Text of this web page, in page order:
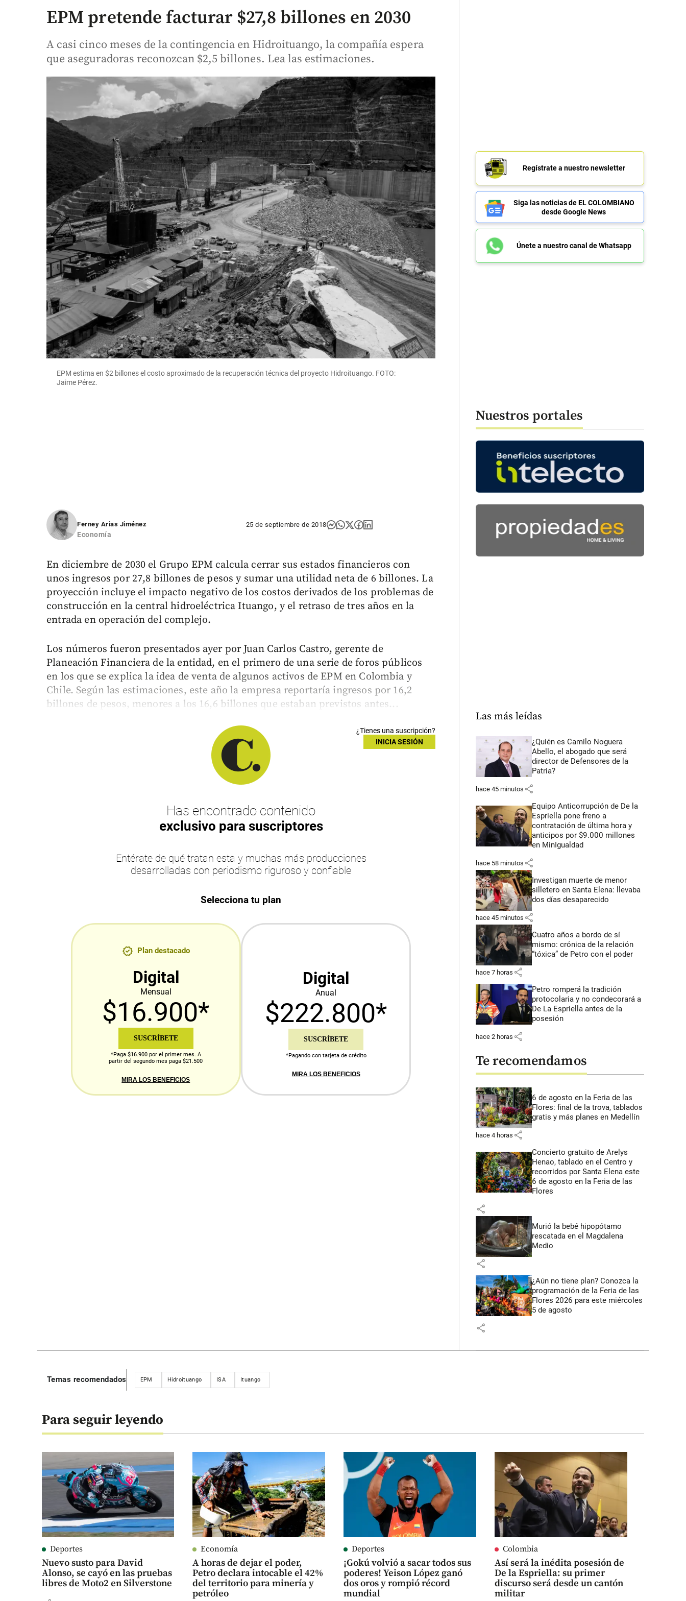
EPM pretende facturar $27,8 billones en 2030
A casi cinco meses de la contingencia en Hidroituango, la compañía espera
que aseguradoras reconozcan $2,5 billones. Lea las estimaciones.
EPM estima en $2 billones el costo aproximado de la recuperación técnica del proyecto Hidroituango. FOTO:
Jaime Pérez.
Ferney Arias Jiménez
Economía
25 de septiembre de 2018
En diciembre de 2030 el Grupo EPM calcula cerrar sus estados financieros con
unos ingresos por 27,8 billones de pesos y sumar una utilidad neta de 6 billones. La
proyección incluye el impacto negativo de los costos derivados de los problemas de
construcción en la central hidroeléctrica Ituango, y el retraso de tres años en la
entrada en operación del complejo.
Los números fueron presentados ayer por Juan Carlos Castro, gerente de
Planeación Financiera de la entidad, en el primero de una serie de foros públicos
en los que se explica la idea de venta de algunos activos de EPM en Colombia y
Chile. Según las estimaciones, este año la empresa reportaría ingresos por 16,2
billones de pesos, menores a los 16,6 billones que estaban previstos antes...
¿Tienes una suscripción?
INICIA SESIÓN
Has encontrado contenido
exclusivo para suscriptores
Entérate de qué tratan esta y muchas más producciones
desarrolladas con periodismo riguroso y confiable
Selecciona tu plan
Plan destacado
Digital
Mensual
$16.900*
SUSCRÍBETE
*Paga $16.900 por el primer mes. A
partir del segundo mes paga $21.500
MIRA LOS BENEFICIOS
Digital
Anual
$222.800*
SUSCRÍBETE
*Pagando con tarjeta de crédito
MIRA LOS BENEFICIOS
Regístrate a nuestro newsletter
Siga las noticias de EL COLOMBIANO
desde Google News
Únete a nuestro canal de Whatsapp
Nuestros portales
Las más leídas
¿Quién es Camilo Noguera
Abello, el abogado que será
director de Defensores de la
Patria?
hace 45 minutos share
Equipo Anticorrupción de De la
Espriella pone freno a
contratación de última hora y
anticipos por $9.000 millones
en MinIgualdad
hace 58 minutos share
Investigan muerte de menor
silletero en Santa Elena: llevaba
dos días desaparecido
hace 45 minutos share
Cuatro años a bordo de sí
mismo: crónica de la relación
“tóxica” de Petro con el poder
hace 7 horas share
Petro romperá la tradición
protocolaria y no condecorará a
De La Espriella antes de la
posesión
hace 2 horas share
Te recomendamos
6 de agosto en la Feria de las
Flores: final de la trova, tablados
gratis y más planes en Medellín
hace 4 horas share
Concierto gratuito de Arelys
Henao, tablado en el Centro y
recorridos por Santa Elena este
6 de agosto en la Feria de las
Flores
share
Murió la bebé hipopótamo
rescatada en el Magdalena
Medio
share
¿Aún no tiene plan? Conozca la
programación de la Feria de las
Flores 2026 para este miércoles
5 de agosto
share
Temas recomendados EPM Hidroituango ISA Ituango
Para seguir leyendo
Deportes
Nuevo susto para David
Alonso, se cayó en las pruebas
libres de Moto2 en Silverstone
Economía
A horas de dejar el poder,
Petro declara intocable el 42%
del territorio para minería y
petróleo
Deportes
¡Gokú volvió a sacar todos sus
poderes! Yeison López ganó
dos oros y rompió récord
mundial
Colombia
Así será la inédita posesión de
De la Espriella: su primer
discurso será desde un cantón
militar